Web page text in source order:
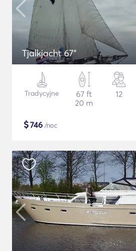
Tjalkjacht 67"
Tradycyjne
67 ft
20 m
12
$746 /noc